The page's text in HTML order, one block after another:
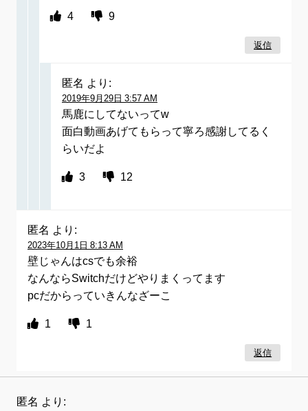
4 9
返信
匿名 より:
2019年9月29日 3:57 AM
馬鹿にしてないってw
面白動画あげてもらって寧ろ感謝してるく
らいだよ
3 12
匿名 より:
2023年10月1日 8:13 AM
壁じゃんはcsでも余裕
なんならSwitchだけどやりまくってます
pcだからっていきんなざーこ
1 1
返信
匿名 より: